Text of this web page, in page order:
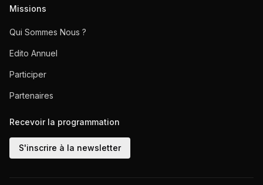
Missions
Qui Sommes Nous ?
Edito Annuel
Participer
Partenaires
Recevoir la programmation
S'inscrire à la newsletter